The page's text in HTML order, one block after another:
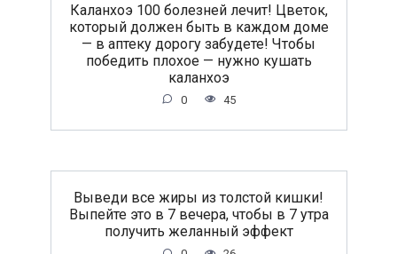
Каланхоэ 100 болезней лечит! Цветок,
который должен быть в каждом доме
— в аптеку дорогу забудете! Чтобы
победить плохое — нужно кушать
каланхоэ
0 45
Выведи все жиры из толстой кишки!
Выпейте это в 7 вечера, чтобы в 7 утра
получить желанный эффект